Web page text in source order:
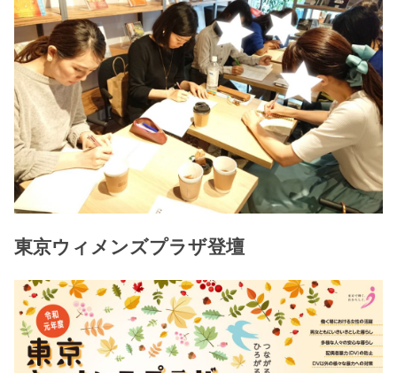
東京ウィメンズプラザ登壇